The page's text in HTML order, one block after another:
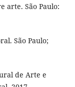
arte. São Paulo:
São Paulo;
de Arte e